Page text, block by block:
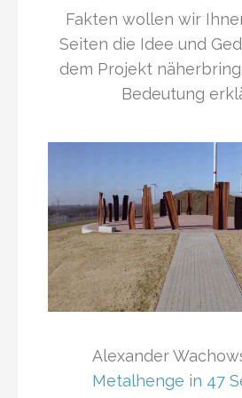
Fakten wollen wir
Seiten die Idee und
dem Projekt
Bedeutung
Alexander
Metalhenge in 47